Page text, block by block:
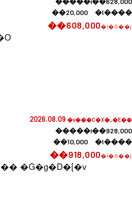
��20,000 �l����
��608,000�i�ō��j
2026.08.09 �v���C�X�_�E��
�����i��928,000
��10,000 �l����
��918,000�i�ō��j